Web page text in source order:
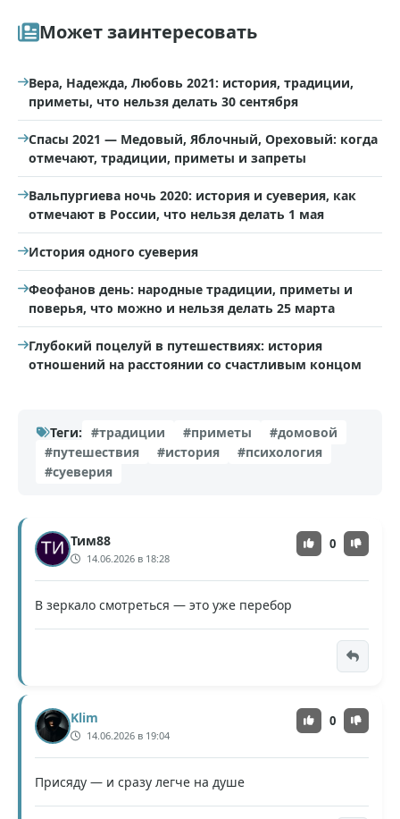
Может заинтересовать
Вера, Надежда, Любовь 2021: история, традиции,
приметы, что нельзя делать 30 сентября
Спасы 2021 — Медовый, Яблочный, Ореховый: когда
отмечают, традиции, приметы и запреты
Вальпургиева ночь 2020: история и суеверия, как
отмечают в России, что нельзя делать 1 мая
История одного суеверия
Феофанов день: народные традиции, приметы и
поверья, что можно и нельзя делать 25 марта
Глубокий поцелуй в путешествиях: история
отношений на расстоянии со счастливым концом
Теги: #традиции #приметы
#домовой
#путешествия
#история
#психология
#суеверия
Тим88
14.06.2026 в 18:28
0
В зеркало смотреться — это уже перебор
Klim
14.06.2026 в 19:04
0
Присяду — и сразу легче на душе